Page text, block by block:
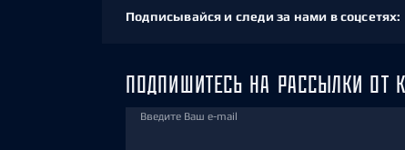
Подписывайся и следи за нами в соцсетях:
ПОДПИШИТЕСЬ НА РАССЫЛКИ ОТ
Введите Ваш e-mail